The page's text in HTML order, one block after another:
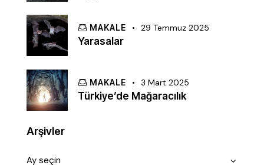
MAKALE 29 Temmuz 2025
Yarasalar
MAKALE 3 Mart 2025
Türkiye’de Mağaracılık
Arşivler